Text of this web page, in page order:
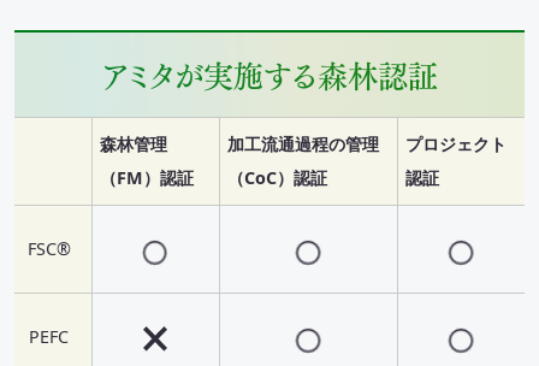
アミタが実施する森林認証
森林管理
（FM）認証
加工流通過程の管理
（CoC）認証
プロジェクト
認証
FSC®
PEFC